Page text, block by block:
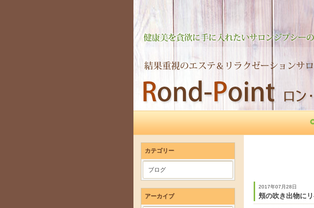
カテゴリー
ブログ
アーカイブ
2017年07月28日
頬の吹き出物に